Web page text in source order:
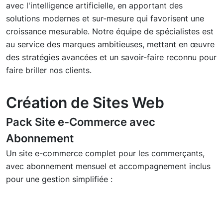
avec l'intelligence artificielle, en apportant des
solutions modernes et sur-mesure qui favorisent une
croissance mesurable. Notre équipe de spécialistes est
au service des marques ambitieuses, mettant en œuvre
des stratégies avancées et un savoir-faire reconnu pour
faire briller nos clients.
Création de Sites Web
Pack Site e-Commerce avec
Abonnement
Un site e-commerce complet pour les commerçants,
avec abonnement mensuel et accompagnement inclus
pour une gestion simplifiée :